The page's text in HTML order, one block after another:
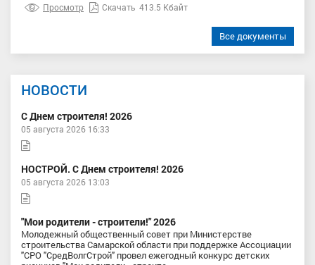
Просмотр Скачать 413.5 Кбайт
Все документы
НОВОСТИ
С Днем строителя! 2026
05 августа 2026 16:33
НОСТРОЙ. С Днем строителя! 2026
05 августа 2026 13:03
"Мои родители - строители!" 2026
Молодежный общественный совет при Министерстве
строительства Самарской области при поддержке Ассоциации
"СРО "СредВолгСтрой" провел ежегодный конкурс детских